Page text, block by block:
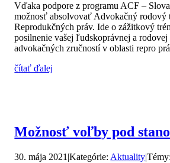
Vďaka podpore z programu ACF –
možnosť absolvovať Advokačný rodový
Reprodukčných práv. Ide o zážitkový
posilnenie vašej ľudskoprávnej a rodovej
advokačných zručností v oblasti repro
čítať ďalej
Možnosť voľby pod
30. mája 2021 |Kategórie: Aktuality|